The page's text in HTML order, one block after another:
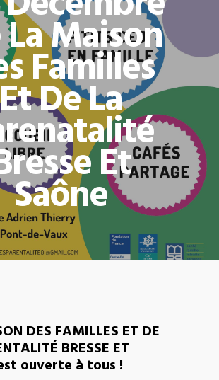
Maison
Familles
Et De La
Et
Saône
DES FAMILLES ET DE
BRESSE ET
ouverte à tous !